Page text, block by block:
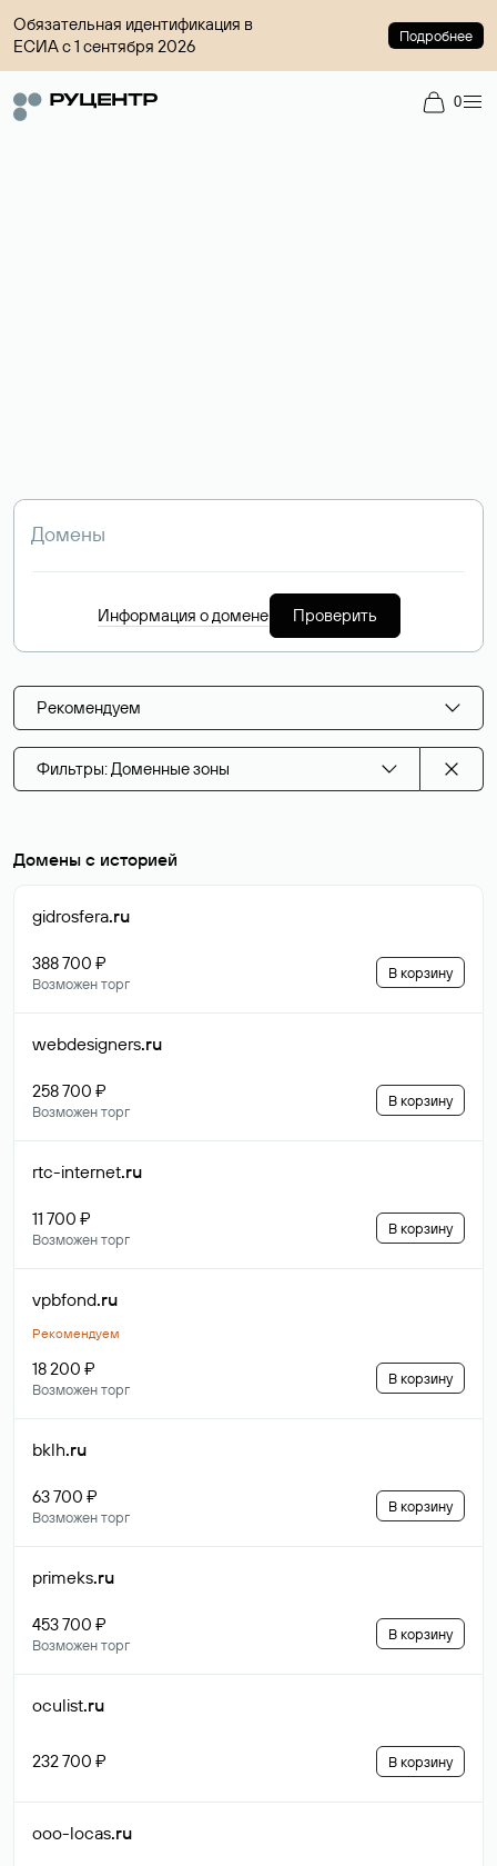
Обязательная идентификация в
ЕСИА с 1 сентября 2026
Подробнее
0
Информация о домене Проверить
Рекомендуем
Фильтры: Доменные зоны
Домены с историей
gidrosfera.ru
388 700 ₽
Возможен торг
В корзину
webdesigners.ru
258 700 ₽
Возможен торг
В корзину
rtc-internet.ru
11 700 ₽
Возможен торг
В корзину
vpbfond.ru
Рекомендуем
18 200 ₽
Возможен торг
В корзину
bklh.ru
63 700 ₽
Возможен торг
В корзину
primeks.ru
453 700 ₽
Возможен торг
В корзину
oculist.ru
232 700 ₽ В корзину
ooo-locas.ru